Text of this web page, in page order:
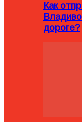
Как
дороге?